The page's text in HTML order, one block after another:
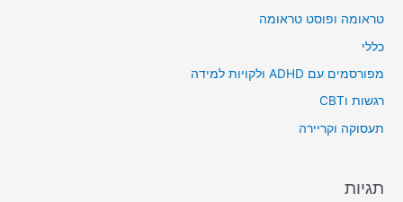
טראומה ופוסט טראומה
כללי
מפורסמים עם ADHD ולקויות למידה
רגשות וCBT
תעסוקה וקריירה
תגיות